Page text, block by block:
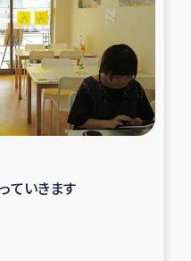
住民への緊急支援
性グループの生計支援
ド事業
ていきます